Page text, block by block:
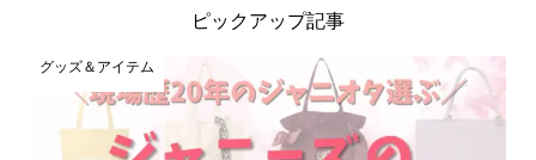
ピックアップ記事
グッズ＆アイテム